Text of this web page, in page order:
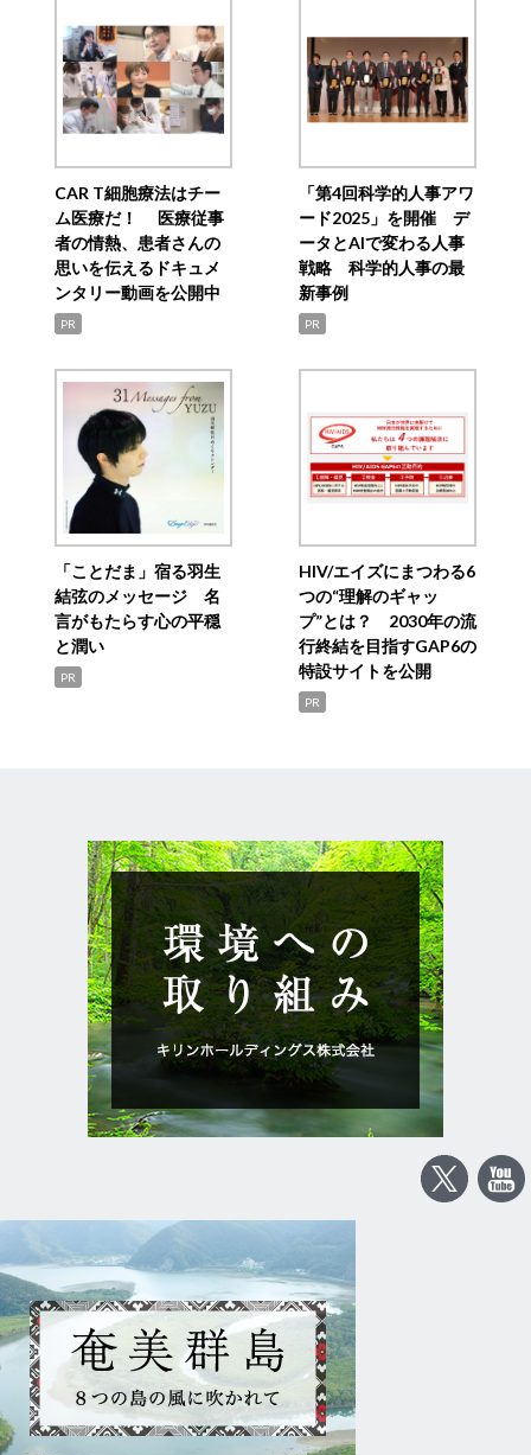
CAR T細胞療法はチー
ム医療だ！ 医療従事
者の情熱、患者さんの
思いを伝えるドキュメ
ンタリー動画を公開中
PR
「第4回科学的人事アワ
ード2025」を開催 デ
ータとAIで変わる人事
戦略 科学的人事の最
新事例
PR
「ことだま」宿る羽生
結弦のメッセージ 名
言がもたらす心の平穏
と潤い
PR
HIV/エイズにまつわる6
つの“理解のギャッ
プ”とは？ 2030年の流
行終結を目指すGAP6の
特設サイトを公開
PR